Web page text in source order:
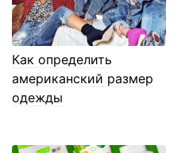
Как определить
американский размер
одежды